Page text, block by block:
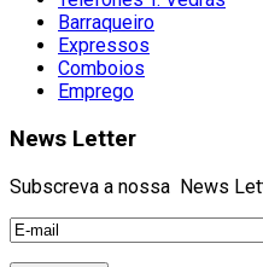
Barraqueiro
Expressos
Comboios
Emprego
News Letter
Subscreva a nossa News